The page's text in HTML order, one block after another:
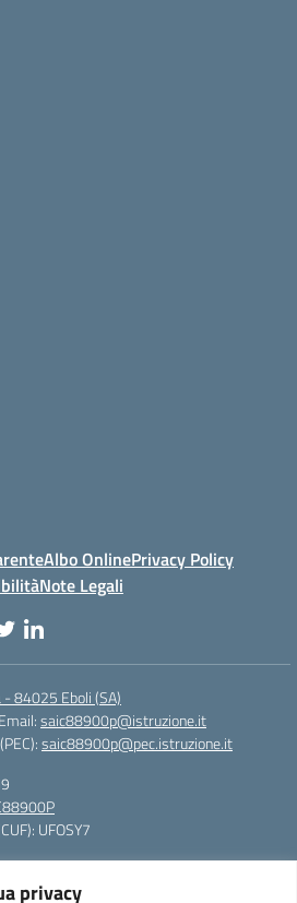
privacy
Albo OnlinePrivacy Policy
Note Legali
84025 Eboli (SA)
Email:saic88900p@istruzione.it
saic88900p@pec.istruzione.it
UFOSY7